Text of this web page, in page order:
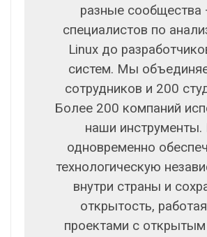
разные сообщества
специалистов по
Linux до
систем. Мы
сотрудников и 200
Более 200 компаний
наши
одновременно
технологическую
внутри страны и
открытость,
проектами с